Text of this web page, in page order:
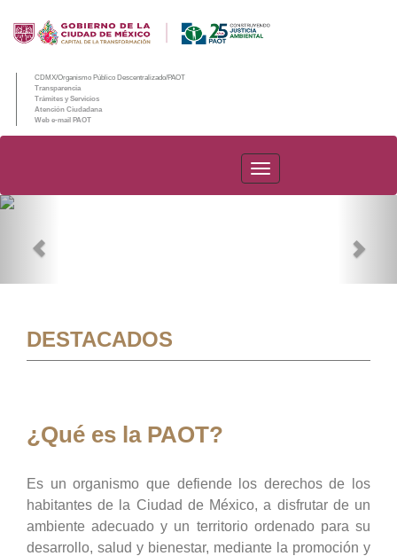
CDMX/Organismo Público Descentralizado/PAOT
Transparencia
Trámites y Servicios
Atención Ciudadana
Web e-mail PAOT
PAOT
DESTACADOS
¿Qué es la PAOT?
Es un organismo que defiende los derechos de los
habitantes de la Ciudad de México, a disfrutar de un
ambiente adecuado y un territorio ordenado para su
desarrollo, salud y bienestar, mediante la promoción y